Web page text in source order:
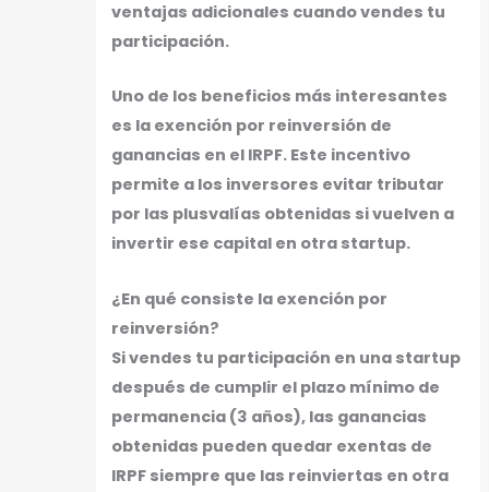
ventajas adicionales cuando vendes tu
participación.
Uno de los beneficios más interesantes
es la exención por reinversión de
ganancias en el IRPF. Este incentivo
permite a los inversores evitar tributar
por las plusvalías obtenidas si vuelven a
invertir ese capital en otra startup.
¿En qué consiste la exención por
reinversión?
Si vendes tu participación en una startup
después de cumplir el plazo mínimo de
permanencia (3 años), las ganancias
obtenidas pueden quedar exentas de
IRPF siempre que las reinviertas en otra